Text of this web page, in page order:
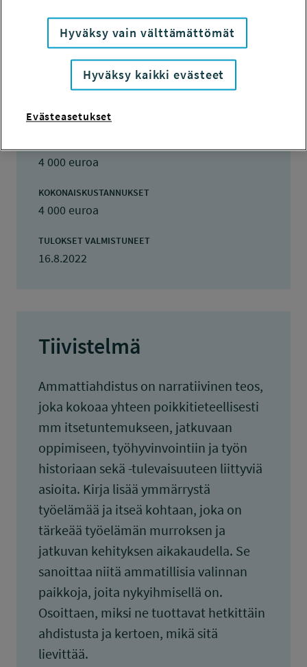
Suvi Tuomikoski
suvituomiko@gmail.com
TOTEUTUSAIKA
25.4.2022 - 24.6.2022
TYÖSUOJELURAHASTON PÄÄTÖS
4 000 euroa
KOKONAISKUSTANNUKSET
4 000 euroa
TULOKSET VALMISTUNEET
16.8.2022
Tiivistelmä
Ammattiahdistus on narratiivinen teos,
joka kokoaa yhteen poikkitieteellisesti
mm itsetuntemukseen, jatkuvaan
oppimiseen, työhyvinvointiin ja työn
historiaan sekä -tulevaisuuteen liittyviä
asioita. Kirja lisää ymmärrystä
työelämää ja itseä kohtaan, joka on
tärkeää työelämän murroksen ja
jatkuvan kehityksen aikakaudella. Se
sanoittaa niitä ammatillisia valinnan
paikkoja, joita nykyihmisellä on.
Osoittaen, miksi ne tuottavat hetkittäin
ahdistusta ja kertoen, mikä sitä
lievittää.
Hyväksy vain välttämättömät
Hyväksy kaikki evästeet
Evästeasetukset